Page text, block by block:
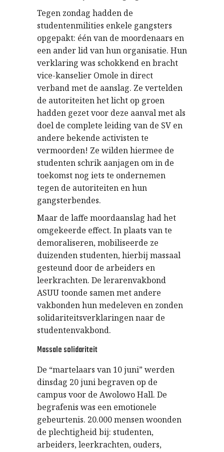
Tegen zondag hadden de
studentenmilities enkele gangsters
opgepakt: één van de moordenaars en
een ander lid van hun organisatie. Hun
verklaring was schokkend en bracht
vice-kanselier Omole in direct
verband met de aanslag. Ze vertelden
de autoriteiten het licht op groen
hadden gezet voor deze aanval met als
doel de complete leiding van de SV en
andere bekende activisten te
vermoorden! Ze wilden hiermee de
studenten schrik aanjagen om in de
toekomst nog iets te ondernemen
tegen de autoriteiten en hun
gangsterbendes.
Maar de laffe moordaanslag had het
omgekeerde effect. In plaats van te
demoraliseren, mobiliseerde ze
duizenden studenten, hierbij massaal
gesteund door de arbeiders en
leerkrachten. De lerarenvakbond
ASUU toonde samen met andere
vakbonden hun medeleven en zonden
solidariteitsverklaringen naar de
studentenvakbond.
Massale solidariteit
De “martelaars van 10 juni” werden
dinsdag 20 juni begraven op de
campus voor de Awolowo Hall. De
begrafenis was een emotionele
gebeurtenis. 20.000 mensen woonden
de plechtigheid bij: studenten,
arbeiders, leerkrachten, ouders,